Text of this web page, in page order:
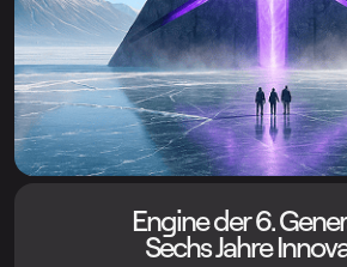
Engine der 6.
Sechs Jahre